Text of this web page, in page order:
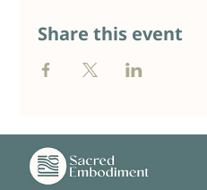
Share this event